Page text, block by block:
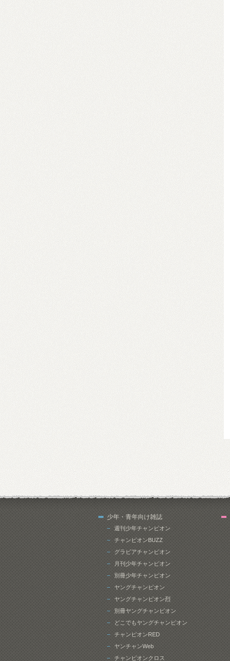
少年・青年向け雑誌
週刊少年チャンピオン
チャンピオンBUZZ
グラビアチャンピオン
月刊少年チャンピオン
別冊少年チャンピオン
ヤングチャンピオン
ヤングチャンピオン烈
別冊ヤングチャンピオン
どこでもヤングチャンピオン
チャンピオンRED
ヤンチャンWeb
チャンピオンクロス